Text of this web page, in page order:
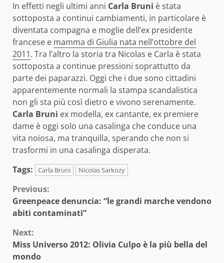
In effetti negli ultimi anni Carla Bruni è stata
sottoposta a continui cambiamenti, in particolare è
diventata compagna e moglie dell’ex presidente
francese e mamma di Giulia nata nell’ottobre del
2011. Tra l’altro la storia tra Nicolas e Carla è stata
sottoposta a continue pressioni soprattutto da
parte dei paparazzi. Oggi che i due sono cittadini
apparentemente normali la stampa scandalistica
non gli sta più così dietro e vivono serenamente.
Carla Bruni ex modella, ex cantante, ex premiere
dame è oggi solo una casalinga che conduce una
vita noiosa, ma tranquilla, sperando che non si
trasformi in una casalinga disperata.
Tags:
Carla Bruni Nicolas Sarkozy
Continue
Reading
Previous:
Greenpeace denuncia: “le grandi marche vendono
abiti contaminati”
Next:
Miss Universo 2012: Olivia Culpo è la più bella del
mondo